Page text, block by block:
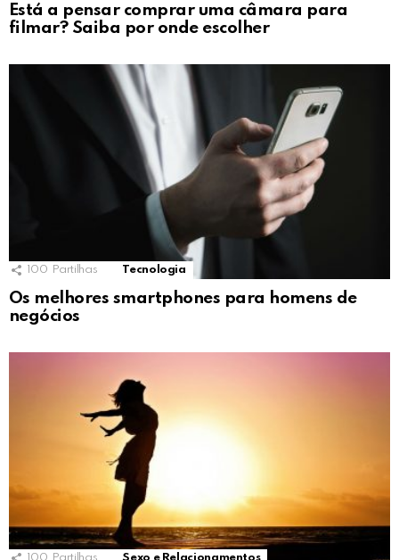
Está a pensar comprar uma câmara para
filmar? Saiba por onde escolher
100 Partilhas Tecnologia
Os melhores smartphones para homens de
negócios